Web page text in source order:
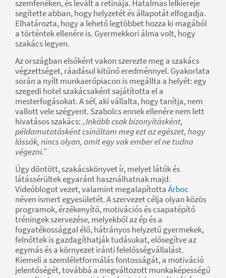
szemfenéken, és levált a retinája. Hatalmas lelkiereje
segítette abban, hogy helyzetét és állapotát elfogadja.
Elhatározta, hogy a lehető legtöbbet hozza ki magából
a történtek ellenére is. Gyermekkori álma volt, hogy
szakács legyen.
Az országban elsőként vakon szerezte meg a szakács
végzettséget, ráadásul kitűnő eredménnyel. Gyakorlata
során a nyílt munkaerőpiacon is megállta a helyét: egy
szegedi hotel szakácsaként sajátította el a
mesterfogásokat. A séf, aki vállalta, hogy tanítja, nem
vallott vele szégyent. Szabolcs ennek ellenére nem lett
hivatásos szakács:„Inkább csak bizonyításként,
példamutatásként csináltam meg ezt az egészet, hogy
lássák, nincs olyan, amit egy vak ember el ne tudna
végezni.”
Úgy döntött, szakácskönyvet ír, melyet látók és
látássérültek egyaránt használhatnak majd.
Videóblogot vezet, valamint megalapítottaÁrboc
néven ismert egyesületét. A szervezet célja olyan közös
programok, érzékenyítő, motivációs és csapatépítő
tréningek szervezése, melyekből az ép és a
fogyatékossággal élő, hátrányos helyzetű gyermekek,
felnőttek is gazdagíthatják tudásukat, elősegítve az
egymás és a környezet iránti felelősségvállalást.
Kiemeli a szemléletformálás fontosságát, a motiváció
jelentőségét, továbbá a megváltozott munkaképességű